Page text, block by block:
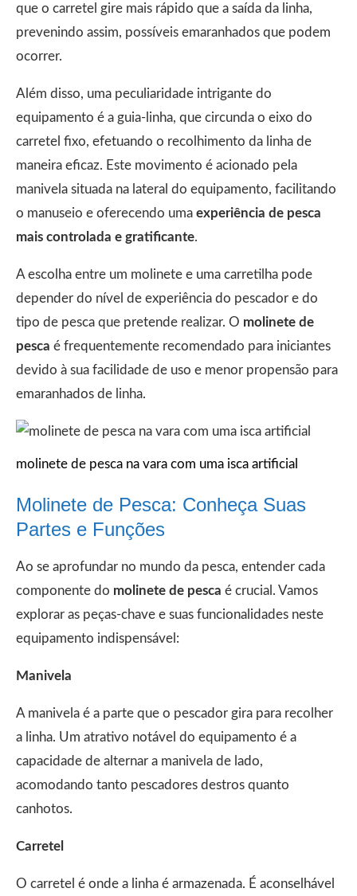
que o carretel gire mais rápido que a saída da linha,
prevenindo assim, possíveis emaranhados que podem
ocorrer.
Além disso, uma peculiaridade intrigante do
equipamento é a guia-linha, que circunda o eixo do
carretel fixo, efetuando o recolhimento da linha de
maneira eficaz. Este movimento é acionado pela
manivela situada na lateral do equipamento, facilitando
o manuseio e oferecendo uma experiência de pesca
mais controlada e gratificante.
A escolha entre um molinete e uma carretilha pode
depender do nível de experiência do pescador e do
tipo de pesca que pretende realizar. O molinete de
pesca é frequentemente recomendado para iniciantes
devido à sua facilidade de uso e menor propensão para
emaranhados de linha.
molinete de pesca na vara com uma isca artificial
Molinete de Pesca: Conheça Suas
Partes e Funções
Ao se aprofundar no mundo da pesca, entender cada
componente do molinete de pesca é crucial. Vamos
explorar as peças-chave e suas funcionalidades neste
equipamento indispensável:
Manivela
A manivela é a parte que o pescador gira para recolher
a linha. Um atrativo notável do equipamento é a
capacidade de alternar a manivela de lado,
acomodando tanto pescadores destros quanto
canhotos.
Carretel
O carretel é onde a linha é armazenada. É aconselhável